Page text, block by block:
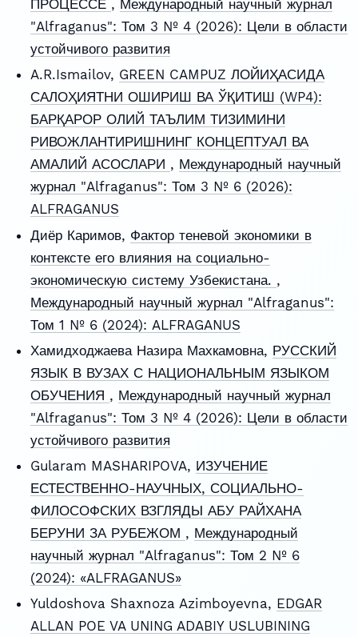
ПРОЦЕССЕ , Международный научный журнал
"Alfraganus": Том 3 № 4 (2026): Цели в области
устойчивого развития
A.R.Ismailov, GREEN CAMPUZ ЛОЙИҲАСИДА
САЛОҲИЯТНИ ОШИРИШ ВА ЎҚИТИШ (WP4):
БАРҚАРОР ОЛИЙ ТАЪЛИМ ТИЗИМИНИ
РИВОЖЛАНТИРИШНИНГ КОНЦЕПТУАЛ ВА
АМАЛИЙ АСОСЛАРИ , Международный научный
журнал "Alfraganus": Том 3 № 6 (2026):
ALFRAGANUS
Диёр Каримов, Фактор теневой экономики в
контексте его влияния на социально-
экономическую систему Узбекистана. ,
Международный научный журнал "Alfraganus":
Том 1 № 6 (2024): ALFRAGANUS
Хамидходжаева Назира Махкамовна, РУССКИЙ
ЯЗЫК В ВУЗАХ С НАЦИОНАЛЬНЫМ ЯЗЫКОМ
ОБУЧЕНИЯ , Международный научный журнал
"Alfraganus": Том 3 № 4 (2026): Цели в области
устойчивого развития
Gularam MASHARIPOVA, ИЗУЧЕНИЕ
ЕСТЕСТВЕННО-НАУЧНЫХ, СОЦИАЛЬНО-
ФИЛОСОФСКИХ ВЗГЛЯДЫ АБУ РАЙХАНА
БЕРУНИ ЗА РУБЕЖОМ , Международный
научный журнал "Alfraganus": Том 2 № 6
(2024): «ALFRAGANUS»
Yuldoshova Shaxnoza Azimboyevna, EDGAR
ALLAN POE VA UNING ADABIY USLUBINING